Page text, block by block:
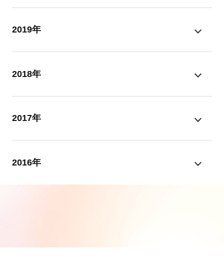
2019年
2018年
2017年
2016年